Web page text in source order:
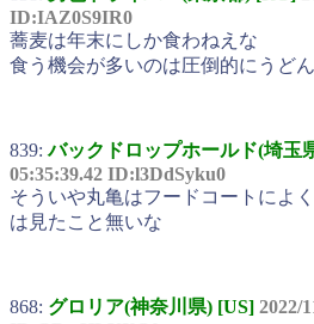
ID:IAZ0S9IR0
蕎麦は年末にしか食わねえな
食う機会が多いのは圧倒的にうどん
839:バックドロップホールド(埼玉
05:35:39.42 ID:l3DdSyku0
そういや丸亀はフードコートによ
は見たこと無いな
868: グロリア(神奈川県) [US] 2022/